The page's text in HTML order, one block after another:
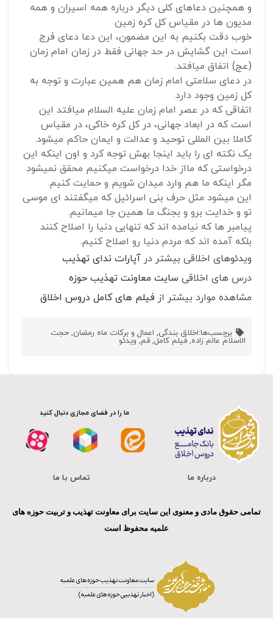
و همچنین دعاهای کلی دیگر درباره همه اسیران و همه
مدیون ها در مقیاس کل کره زمین
خوب دقت بکنیم به این مضمون، این دعا دعای فرج
است این گشایش در حد جهانی فقط در زمان امام زمان
(عج) اتفاق میافتد.
در دعای سلامتی امام زمان هم همین عبارت و توجه به
کل زمین وجود دارد.
اتفاقی که در عصر امام زمان علیه السلام میافتد این
است که در ابعاد جهانی، در کل کره خاکی، در مقیاس
کاملا بین المللی توحید و عدالت و ایمان حاکم میشود.
یک نکته ای را باید اینجا بهش توجه کرد و اون اینکه این
درخواستی که مااز خدا درخواست میکنیم محقق نمیشود
مگر اینکه ما هم وارد میدان شویم و حمایت کنیم.
این میشود مثل حرف بنی اسرائیل که میگفتند ای موسی
تو و خدایت برو و بجنگ ما همین جا میمانیم.
پیامبر ها که نیامده اند که تنهایی دنیا را اصلاح کنند
بلکه آمده اند که مردم دنیا رو اصلاح کنیم.
ویدئوهای اخلاقی بیشتر در آپارات ندای تهذیب
درس های اخلاقی سایت معاونت تهذیب حوزه
مشاهده موارد بیشتر از فیلم های کامل دروس اخلاق
برچسب‌ها:اخلاق بندگی, اعمال و برکات ماه رمضان,حجت
الاسلام عالم زاده, فیلم کامل, قم,ویدئو
ما را در فضای مجازی دنبال کنید
درباره ما تماس با ما
تمامی حقوق مادی و معنوی این سایت برای معاونت تهذیب و تربیت حوزه های
علمیه محفوظ است